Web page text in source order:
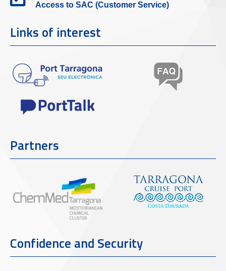
Access to SAC (Customer Service)
Links of interest
Partners
Confidence and Security